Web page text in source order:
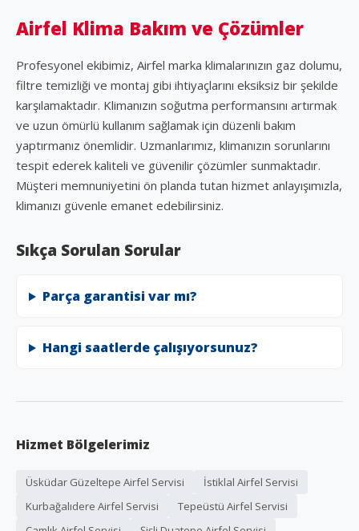
Airfel Klima Bakım ve Çözümler
Profesyonel ekibimiz, Airfel marka klimalarınızın gaz dolumu,
filtre temizliği ve montaj gibi ihtiyaçlarını eksiksiz bir şekilde
karşılamaktadır. Klimanızın soğutma performansını artırmak
ve uzun ömürlü kullanım sağlamak için düzenli bakım
yaptırmanız önemlidir. Uzmanlarımız, klimanızın sorunlarını
tespit ederek kaliteli ve güvenilir çözümler sunmaktadır.
Müşteri memnuniyetini ön planda tutan hizmet anlayışımızla,
klimanızı güvenle emanet edebilirsiniz.
Sıkça Sorulan Sorular
Parça garantisi var mı?
Hangi saatlerde çalışıyorsunuz?
Hizmet Bölgelerimiz
Üsküdar Güzeltepe Airfel Servisi
İstiklal Airfel Servisi
Kurbağalıdere Airfel Servisi
Tepeüstü Airfel Servisi